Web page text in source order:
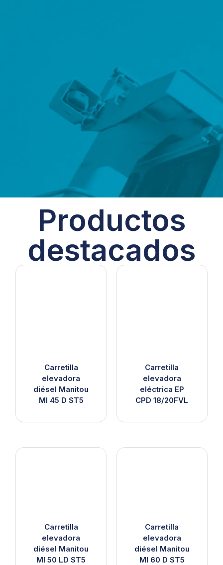
Productos
destacados
Carretilla
elevadora
diésel Manitou
MI 45 D ST5
Carretilla
elevadora
eléctrica EP
CPD 18/20FVL
Carretilla
elevadora
diésel Manitou
MI 50 LD ST5
Carretilla
elevadora
diésel Manitou
MI 60 D ST5